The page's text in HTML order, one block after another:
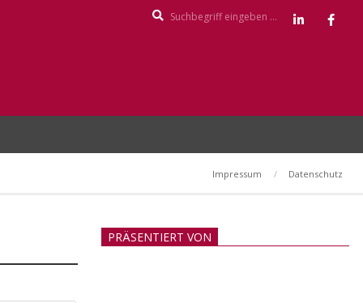
Impressum Datenschutz
PRÄSENTIERT VON